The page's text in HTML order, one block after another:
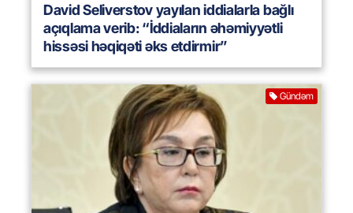
David Seliverstov yayılan iddialarla bağlı
açıqlama verib: “İddiaların əhəmiyyətli
hissəsi həqiqəti əks etdirmir”
Gündəm